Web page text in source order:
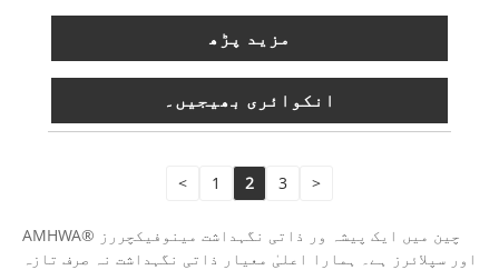
مزید پڑھ
انکوائری بھیجیں۔
< 1 2 3 >
AMHWA® چین میں ایک پیشہ ور ذاتی نگہداشت مینوفیکچررز
اور سپلائرز ہے۔ ہمارا اعلیٰ معیار ذاتی نگہداشت نہ صرف تازہ